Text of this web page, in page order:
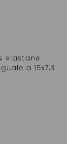
elastane.
a 15x7,3